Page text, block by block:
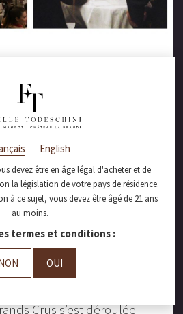
Mangot est
la Coupe
Crus de
!
Crus s’est déroulée
English
devez être en âge légal d'acheter et de
la législation de votre pays de résidence.
à ce sujet, vous devez être âgé de 21 ans
au moins.
termes et conditions :
OUI